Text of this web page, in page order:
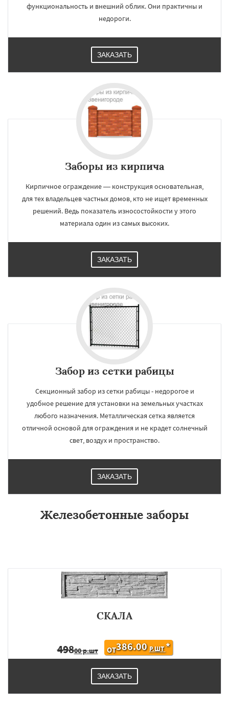
функциональность и внешний облик. Они практичны и
недороги.
ЗАКАЗАТЬ
Заборы из кирпича
Кирпичное ограждение — конструкция основательная,
для тех владельцев частных домов, кто не ищет временных
решений. Ведь показатель износостойкости у этого
материала один из самых высоких.
ЗАКАЗАТЬ
Забор из сетки рабицы
Секционный забор из сетки рабицы - недорогое и
удобное решение для установки на земельных участках
любого назначения. Металлическая сетка является
отличной основой для ограждения и не крадет солнечный
свет, воздух и пространство.
ЗАКАЗАТЬ
Железобетонные заборы
СКАЛА
49800 р.шт ОТ386.00 Р.ШТ*
ЗАКАЗАТЬ